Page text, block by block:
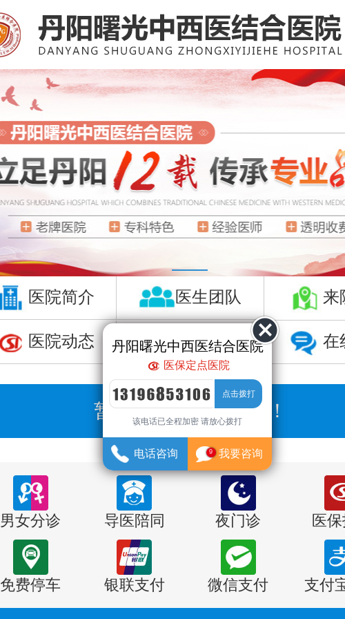
医院简介 医生团队 来
医院动态 预约挂号 在
暂无数据，直接咨询！
男女分诊 导医陪同 夜门诊 医
免费停车 银联支付 微信支付 支付
丹阳曙光中西医结合医院
医保定点医院
该电话已全程加密 请放心拨打
电话咨询 9 我要咨询